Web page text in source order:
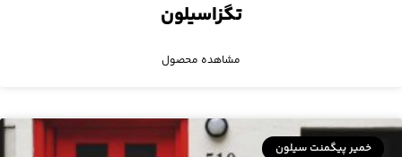
تگزاسیلون
مشاهده محصول
خمیر پیگمنت سیلون